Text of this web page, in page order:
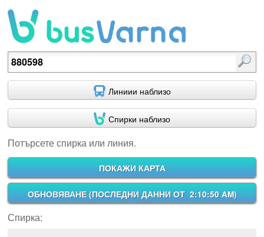
Потърсете спирка или линия.
Линиии наблизо
Спирки наблизо
Потърсете спирка или линия.
ПОКАЖИ КАРТА
ОБНОВЯВАНЕ (ПОСЛЕДНИ ДАННИ ОТ 2:10:50 AM)
Спирка: